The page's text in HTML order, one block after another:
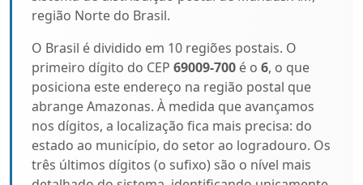
região Norte do Brasil.
O Brasil é dividido em 10 regiões postais. O
primeiro dígito do CEP 69009-700 é o 6, o que
posiciona este endereço na região postal que
abrange Amazonas. À medida que avançamos
nos dígitos, a localização fica mais precisa: do
estado ao município, do setor ao logradouro. Os
três últimos dígitos (o sufixo) são o nível mais